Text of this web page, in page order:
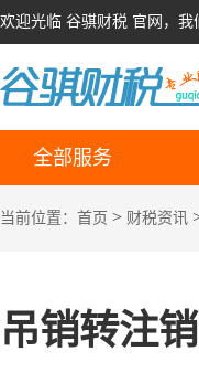
欢迎光临 谷骐财税 官网，
全部服务
当前位置： 首页 > 财税资讯
吊销转注